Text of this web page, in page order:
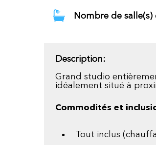
Nombre de salle(s)
Description:
Grand studio
idéalement situé à
Commodités et
Tout inclus